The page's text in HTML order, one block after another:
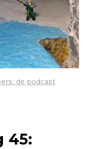
de podcast
45: